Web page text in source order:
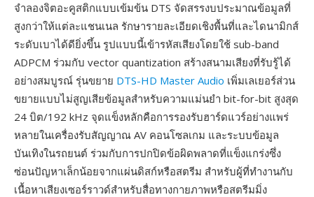
จำลองจิตอะคูสติกแบบเข้มข้น DTS จัดสรรงบประมาณข้อมูลที่
สูงกว่าให้แต่ละแชนเนล รักษารายละเอียดเชิงพื้นที่และไดนามิกส์
ระดับเบาได้ดียิ่งขึ้น รูปแบบนี้เข้ารหัสเสียงโดยใช้ sub-band
ADPCM ร่วมกับ vector quantization สร้างสนามเสียงที่รับรู้ได้
อย่างสมบูรณ์ รุ่นขยาย DTS-HD Master Audio เพิ่มเลเยอร์ส่วน
ขยายแบบไม่สูญเสียข้อมูลสำหรับความแม่นยำ bit-for-bit สูงสุด
24 บิต/192 kHz จุดแข็งหลักคือการรองรับฮาร์ดแวร์อย่างแพร่
หลายในเครื่องรับสัญญาณ AV คอนโซลเกม และระบบข้อมูล
บันเทิงในรถยนต์ ร่วมกับการปกปิดข้อผิดพลาดที่แข็งแกร่งซึ่ง
ซ่อนปัญหาเล็กน้อยจากแผ่นดิสก์หรือสตรีม สำหรับผู้ที่ทำงานกับ
เนื้อหาเสียงเซอร์ราวด์สำหรับสื่อทางกายภาพหรือสตรีมมิ่ง